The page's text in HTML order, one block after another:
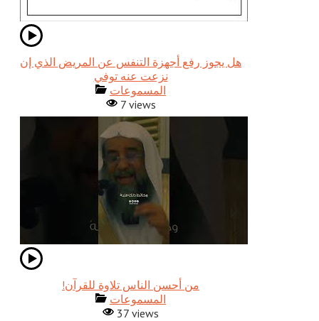
هل يجوز رفع أجهزة التنفس عن المريض الذي إن
نزعت عنه توفي
المسموعات
7 views
!من أحسن الناس تلاوة للقرآن
المسموعات
37 views